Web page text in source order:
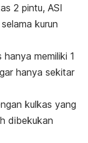
2 pintu, ASI
kurun
memiliki 1
hanya sekitar
kulkas yang
dibekukan